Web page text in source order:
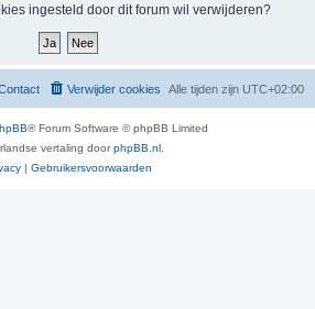
ingesteld door dit forum wil verwijderen?
Alle tijden zijn UTC+02:00
Verwijder cookies
® Forum Software © phpBB Limited
vertaling doorphpBB.nl
| Gebruikersvoorwaarden